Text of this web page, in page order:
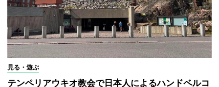
見る・遊ぶ
テンペリアウキオ教会で日本人によるハンドベルコ